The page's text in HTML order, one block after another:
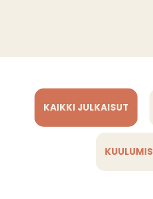
KAIKKI JULKAISUT